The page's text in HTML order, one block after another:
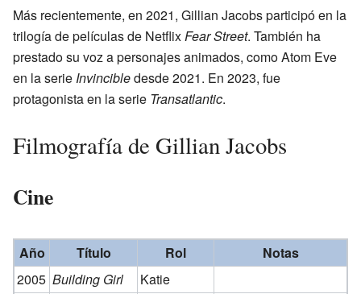
Más recientemente, en 2021, Gillian Jacobs participó en la
trilogía de películas de NetflixFear Street. También ha
prestado su voz a personajes animados, como Atom Eve
en la serie Invincibledesde 2021. En 2023, fue
protagonista en la serie Transatlantic.
Filmografía de Gillian Jacobs
Cine
Año Título Rol
Notas
2005 Building Girl Katie